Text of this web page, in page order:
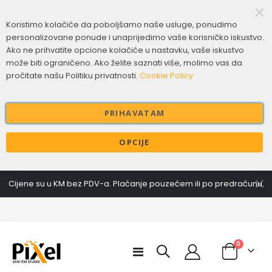
Koristimo kolačiće da poboljšamo naše usluge, ponudimo
personalizovane ponude i unaprijedimo vaše korisničko iskustvo.
Ako ne prihvatite opcione kolačiće u nastavku, vaše iskustvo
može biti ograničeno. Ako želite saznati više, molimo vas da
pročitate našu Politiku privatnosti. Cookie Policy
PRIHAVATAM
OPCIJE
Cijene su u KM bez PDV-a. Plaćanje pouzećem ili po predračunu.
Toggle
Cart
0items